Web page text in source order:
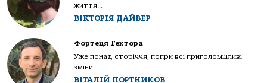
життя...
ВІКТОРІЯ ДАЙВЕР
Фортеця Гектора
Уже понад сторіччя, попри всі приголомшливі
зміни...
ВІТАЛІЙ ПОРТНИКОВ